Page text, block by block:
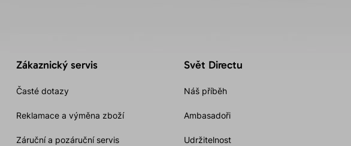
Zákaznický servis
Časté dotazy
Reklamace a výměna zboží
Záruční a pozáruční servis
Svět Directu
Náš příběh
Ambasadoři
Udržitelnost